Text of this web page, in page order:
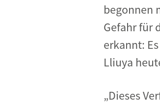
begonnen
Gefahr für
erkannt:
Lliuya
„Dieses